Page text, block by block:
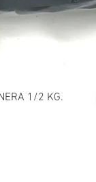
1/2 KG.